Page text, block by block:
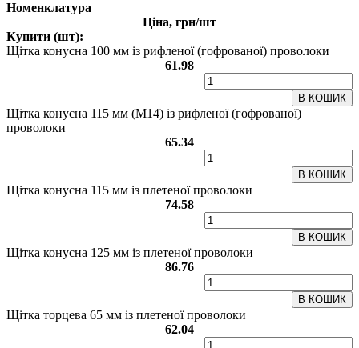
Номенклатура
Ціна, грн/шт
Купити (шт):
Щітка конусна 100 мм із рифленої (гофрованої) проволоки
61.98
В КОШИК
Щітка конусна 115 мм (М14) із рифленої (гофрованої)
проволоки
65.34
В КОШИК
Щітка конусна 115 мм із плетеної проволоки
74.58
В КОШИК
Щітка конусна 125 мм із плетеної проволоки
86.76
В КОШИК
Щітка торцева 65 мм із плетеної проволоки
62.04